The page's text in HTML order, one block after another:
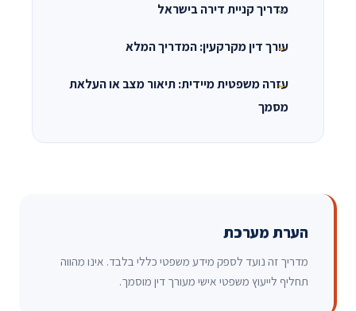
מדריך קניית דירה בישראל
עורך דין מקרקעין: המדריך המלא
עזרה משפטית מיידית: תיאור מצב או העלאת
מסמך
הערת מערכת
מדריך זה נועד לספק מידע משפטי כללי בלבד. אינו מהווה
תחליף לייעוץ משפטי אישי מעורך דין מוסמך.